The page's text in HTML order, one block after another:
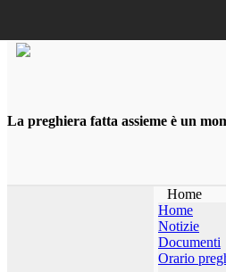
La preghiera fatta assieme è un
Home
Home
Notizie
Documenti
Orario